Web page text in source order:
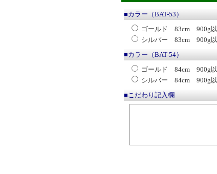
■カラー（BAT-53）
ゴールド 83cm 900g
シルバー 83cm 900g
■カラー（BAT-54）
ゴールド 84cm 900g
シルバー 84cm 900g
■こだわり記入欄